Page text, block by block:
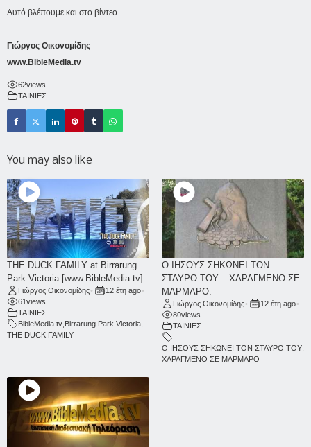
Αυτό βλέπουμε και στο βίντεο.
Γιώργος Οικονομίδης
www.BibleMedia.tv
62views
ΤΑΙΝΙΕΣ
You may also like
THE DUCK FAMILY at Birrarung
Park Victoria [www.BibleMedia.tv]
Γιώργος Οικονομίδης• 12 έτη ago•
61 views
ΤΑΙΝΙΕΣ
BibleMedia.tv Birrarung Park Victoria
THE DUCK FAMILY
Ο ΙΗΣΟΥΣ ΣΗΚΩΝΕΙ ΤΟΝ
ΣΤΑΥΡΟ ΤΟΥ – ΧΑΡΑΓΜΕΝΟ ΣΕ
ΜΑΡΜΑΡΟ.
Γιώργος Οικονομίδης• 12 έτη ago•
80views
ΤΑΙΝΙΕΣ
Ο ΙΗΣΟΥΣ ΣΗΚΩΝΕΙ ΤΟΝ ΣΤΑΥΡΟ ΤΟΥ
ΧΑΡΑΓΜΕΝΟ ΣΕ ΜΑΡΜΑΡΟ